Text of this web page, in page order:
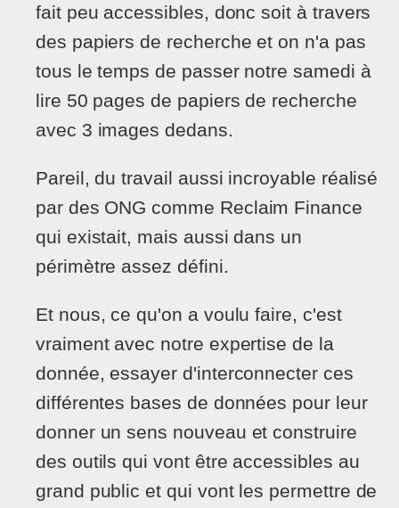
fait peu accessibles, donc soit à travers
des papiers de recherche et on n'a pas
tous le temps de passer notre samedi à
lire 50 pages de papiers de recherche
avec 3 images dedans.
Pareil, du travail aussi incroyable réalisé
par des ONG comme Reclaim Finance
qui existait, mais aussi dans un
périmètre assez défini.
Et nous, ce qu'on a voulu faire, c'est
vraiment avec notre expertise de la
donnée, essayer d'interconnecter ces
différentes bases de données pour leur
donner un sens nouveau et construire
des outils qui vont être accessibles au
grand public et qui vont les permettre de